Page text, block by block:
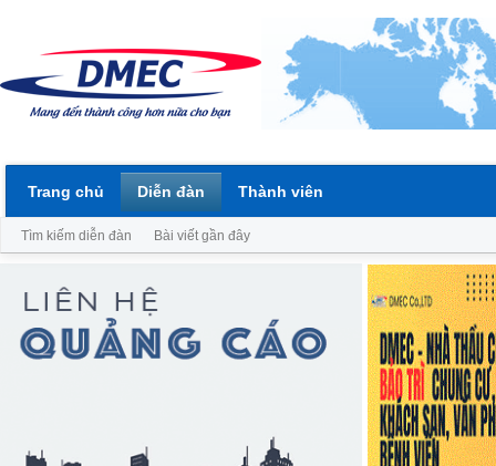
Trang chủ Diễn đàn
Tìm kiếm diễn đàn Bài viết gần đây
Thành viên